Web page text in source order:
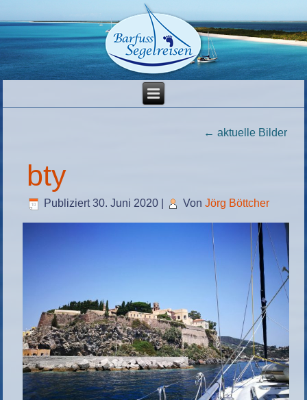
← aktuelle Bilder
bty
Publiziert 30. Juni 2020 Von Jörg Böttcher